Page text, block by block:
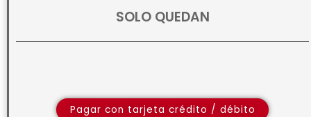
SOLO QUEDAN
Pagar con tarjeta crédito / débito